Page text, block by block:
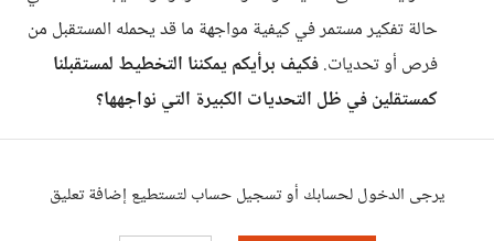
حالة تفكير مستمر في كيفية مواجهة ما قد يحمله المستقبل من
فرص أو تحديات.فكيف برأيكم يمكننا التخطيط لمستقبلنا
كمستقلين في ظل التحديات الكبيرة التي نواجهها؟
يرجى الدخول لحسابك أو تسجيل حساب لتستطيع إضافة تعليق